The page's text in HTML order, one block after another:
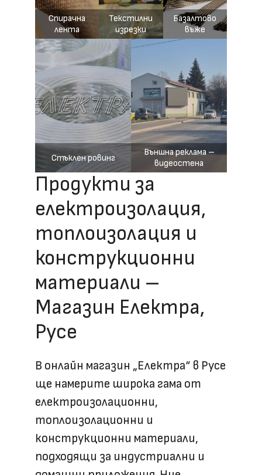
Спирачна
лента
Текстилни
изрезки
Базалтово
въже
Стъклен ровинг
Външна реклама –
видеостена
Продукти за
електроизолация,
топлоизолация и
конструкционни
материали –
Магазин Електра,
Русе
В онлайн магазин „Електра“ в Русе
ще намерите широка гама от
електроизолационни,
топлоизолационни и
конструкционни материали,
подходящи за индустриални и